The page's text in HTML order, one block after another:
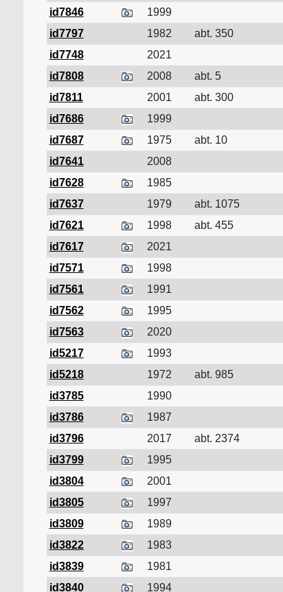
id7846
1999
id7797
1982 abt. 350
id7748
2021
id7808
2008 abt. 5
id7811
2001 abt. 300
id7686
1999
id7687
1975 abt. 10
id7641
2008
id7628
1985
id7637
1979 abt. 1075
id7621
1998 abt. 455
id7617
2021
id7571
1998
id7561
1991
id7562
1995
id7563
2020
id5217
1993
id5218
1972 abt. 985
id3785
1990
id3786
1987
id3796
2017 abt. 2374
id3799
1995
id3804
2001
id3805
1997
id3809
1989
id3822
1983
id3839
1981
id3840
1994